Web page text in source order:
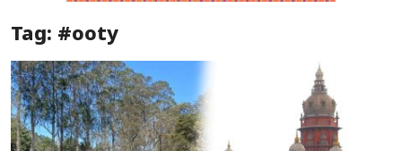
Special Story
Business
Tag: #ooty